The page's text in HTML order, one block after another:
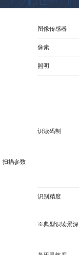
扫描参数
图像传感器
像素
照明
识读码制
识别精度
※典型识读景深